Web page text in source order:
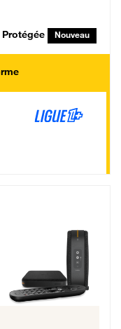
Nouveau
par mois, Engagement 12 mois